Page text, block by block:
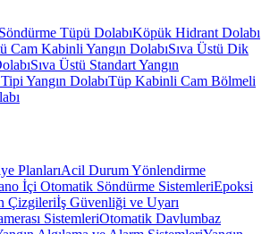
Tüpü DolabıKöpük Hidrant Dolabı
Cam Kabinli Yangın DolabıSıva Üstü Dik
Sıva Üstü Standart Yangın
Yangın DolabıTüp Kabinli Cam Bölmeli
PlanlarıAcil Durum Yönlendirme
İçi Otomatik Söndürme SistemleriEpoksi
Çizgileriİş Güvenliği ve Uyarı
SistemleriOtomatik Davlumbaz